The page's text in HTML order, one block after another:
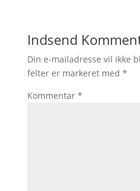
Indsend
Din e-mailadresse vil ikke
felter er markeret med *
Kommentar *